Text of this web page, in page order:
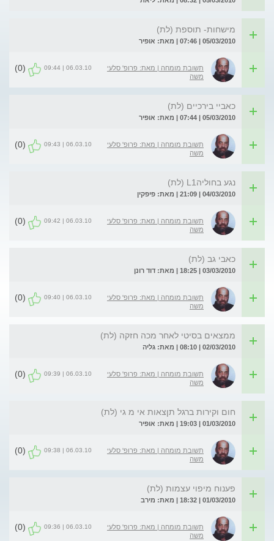
מישחות- תוספת (לת)
05/03/2010 | 07:46 | מאת: אופיר
תשובת מומחה | מאת: פרופ' סלעי
משה
06.03.10 | 09:44
(0)
כאביי בירכיים (לת)
05/03/2010 | 07:44 | מאת: אופיר
תשובת מומחה | מאת: פרופ' סלעי
משה
06.03.10 | 09:43
(0)
נגע בחוליהL1 (לת)
04/03/2010 | 21:09 | מאת: פיפקין
תשובת מומחה | מאת: פרופ' סלעי
משה
06.03.10 | 09:42
(0)
כאבי גב (לת)
03/03/2010 | 18:25 | מאת: דוד רונן
תשובת מומחה | מאת: פרופ' סלעי
משה
06.03.10 | 09:40
(0)
ממצאים בסיטי לאחר מכה חזקה (לת)
02/03/2010 | 08:10 | מאת: גליה
תשובת מומחה | מאת: פרופ' סלעי
משה
06.03.10 | 09:39
(0)
חום וקירות ברגל תןצאות אי מ גי (לת)
01/03/2010 | 19:03 | מאת: אופיר
תשובת מומחה | מאת: פרופ' סלעי
משה
06.03.10 | 09:38
(0)
פענוח מיפוי עצמות (לת)
01/03/2010 | 18:32 | מאת: מירב
תשובת מומחה | מאת: פרופ' סלעי
משה
06.03.10 | 09:36
(0)